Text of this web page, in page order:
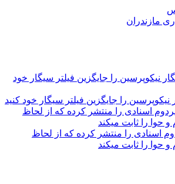
مازندران
نیکوپرسین را جایگزین فیلتر سیگار خود کنید
اسنادی را منتشر کرده که از لحاظ
و حوا را ثابت میکند